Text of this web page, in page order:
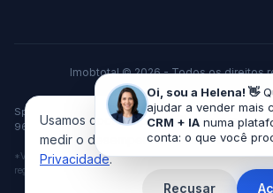
Imobtotal © 2026 - Todos os direitos
Feito com♥para o mercado
Space Tecnologia em Marketing e Vendas LTDA ·
96 · Cachoeira do Sul/RS
*VGV acumulado de imobiliárias clientes desde 2010,
registradas no sistema ImobTotal.
Oi, sou a Helena! 👋
ajudar a vender mais
CRM + IA numa
conta: o que você
Usamos cookies pra melhorar sua
medir o desempenho do site. Veja
Privacidade.
Recusar